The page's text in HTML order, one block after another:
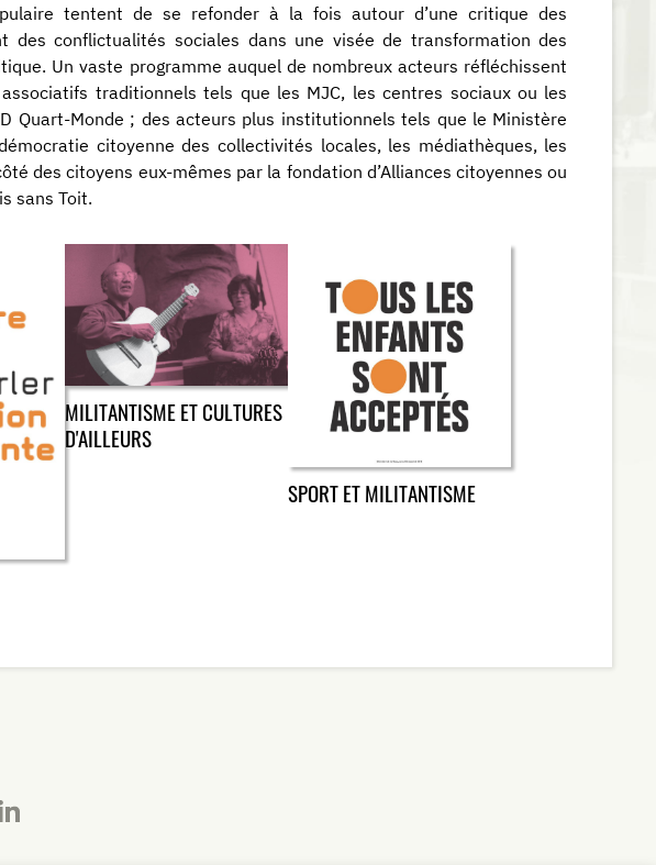
tentent de se refonder à la fois autour d’une critique des
des conflictualités sociales dans une visée de transformation des
Un vaste programme auquel de nombreux acteurs réfléchissent
traditionnels tels que les MJC, les centres sociaux ou les
Quart-Monde ; des acteurs plus institutionnels tels que le Ministère
citoyenne des collectivités locales, les médiathèques, les
des citoyens eux-mêmes par la fondation d’Alliances citoyennes ou
sans Toit.
MILITANTISME ET CULTURES
D'AILLEURS
SPORT ET MILITANTISME
sur X sur LinkedIn